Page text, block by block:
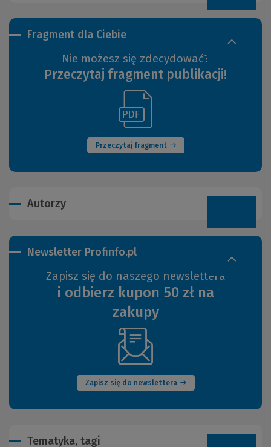
Fragment dla Ciebie
Nie możesz się zdecydować?
Przeczytaj fragment publikacji!
Przeczytaj fragment
(Nowe
okno)
innej
strony)
Autorzy
Newsletter Profinfo.pl
Zapisz się do naszego newslettera
i odbierz kupon 50 zł na
zakupy
Zapisz się do newslettera
(Nowe
okno)
Tematyka, tagi